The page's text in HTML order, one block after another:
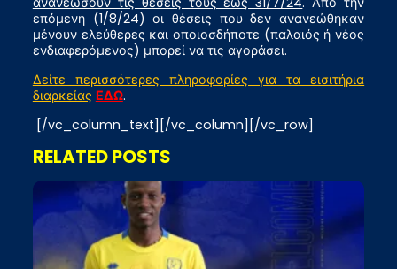
επόμενη (1/8/24) οι θέσεις που δεν ανανεώθηκαν
μένουν ελεύθερες και οποιοσδήποτε (παλαιός ή νέος
ενδιαφερόμενος) μπορεί να τις αγοράσει.
Δείτε περισσότερες πληροφορίες για τα εισιτήρια
διαρκείας ΕΔΩ.
[/vc_column_text][/vc_column][/vc_row]
RELATED POSTS